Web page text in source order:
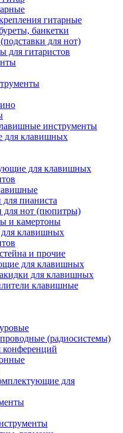
гитарные
банкетки
для нот)
для гитаристов
инструменты
для клавишных
для клавишных
для пианиста
для нот (пюпитры)
и камертоны
клавишных
и прочие
для клавишных
для клавишных
клавишные
(радиосистемы)
для